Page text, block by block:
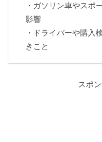
・ガソリン車やスポ
影響
・ドライバーや購入
きこと
スポ